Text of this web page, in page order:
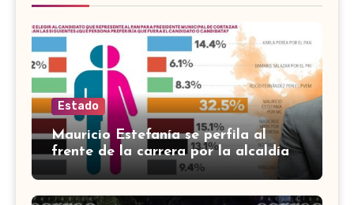
Estado
Mauricio Estefanía se perfila al
frente de la carrera por la alcaldía
de Cortazar